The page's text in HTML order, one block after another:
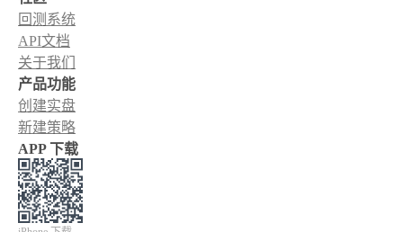
回测系统
API文档
关于我们
产品功能
创建实盘
新建策略
APP 下载